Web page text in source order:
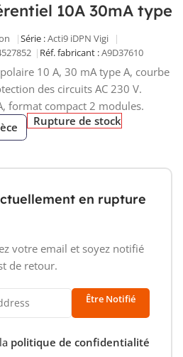
10A 30mA type
Série :Acti9 iDPN Vigi
Réf. fabricant :A9D37610
10 A, 30 mA type A, courbe
des circuits AC 230 V.
format compact 2 modules.
Rupture de stock
en rupture
votre email et soyez notifié
de retour.
Être Notifié
politique de confidentialité